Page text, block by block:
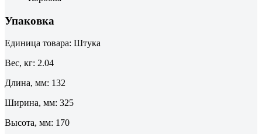
Упаковка
Единица товара: Штука
Вес, кг: 2.04
Длина, мм: 132
Ширина, мм: 325
Высота, мм: 170